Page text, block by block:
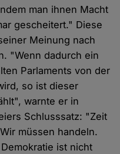
man ihnen Macht
gescheitert." Diese
Meinung nach
"Wenn dadurch ein
Parlaments von der
so ist dieser
warnte er in
Schlusssatz: "Zeit
müssen handeln.
ist nicht